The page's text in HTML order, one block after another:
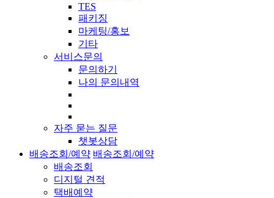
TES
패키징
마케팅/홍보
기타
서비스문의
문의하기
나의 문의내역
자주 묻는 질문
챗봇상담
배송조회/예약 배송조회/예약
배송조회
디지털 견적
택배예약